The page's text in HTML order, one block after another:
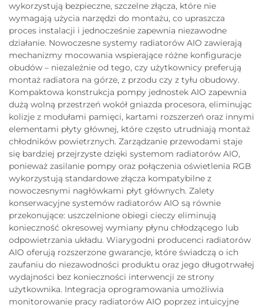
wykorzystują bezpieczne, szczelne złącza, które nie
wymagają użycia narzędzi do montażu, co upraszcza
proces instalacji i jednocześnie zapewnia niezawodne
działanie. Nowoczesne systemy radiatorów AIO zawierają
mechanizmy mocowania wspierające różne konfiguracje
obudów – niezależnie od tego, czy użytkownicy preferują
montaż radiatora na górze, z przodu czy z tyłu obudowy.
Kompaktowa konstrukcja pompy jednostek AIO zapewnia
dużą wolną przestrzeń wokół gniazda procesora, eliminując
kolizje z modułami pamięci, kartami rozszerzeń oraz innymi
elementami płyty głównej, które często utrudniają montaż
chłodników powietrznych. Zarządzanie przewodami staje
się bardziej przejrzyste dzięki systemom radiatorów AIO,
ponieważ zasilanie pompy oraz połączenia oświetlenia RGB
wykorzystują standardowe złącza kompatybilne z
nowoczesnymi nagłówkami płyt głównych. Zalety
konserwacyjne systemów radiatorów AIO są równie
przekonujące: uszczelnione obiegi cieczy eliminują
konieczność okresowej wymiany płynu chłodzącego lub
odpowietrzania układu. Wiarygodni producenci radiatorów
AIO oferują rozszerzone gwarancje, które świadczą o ich
zaufaniu do niezawodności produktu oraz jego długotrwałej
wydajności bez konieczności interwencji ze strony
użytkownika. Integracja oprogramowania umożliwia
monitorowanie pracy radiatorów AIO poprzez intuicyjne